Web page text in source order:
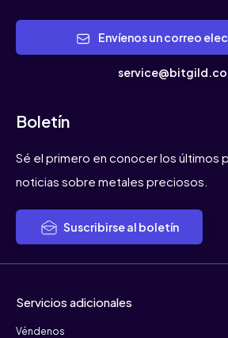
Boletín
Sé el primero en conocer los últimos
noticias sobre metales preciosos.
Suscribirse al boletín
Servicios adicionales
Véndenos